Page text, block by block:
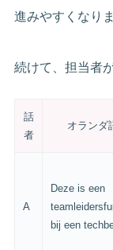
進みやすくなりま
続けて、担当者
話
者
オランダ
A
Deze is een
bij een